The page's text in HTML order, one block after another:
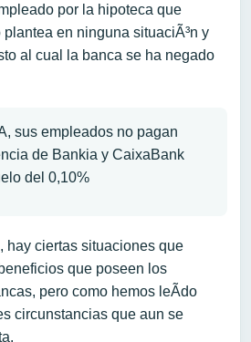
por la hipoteca que
en ninguna situaciÃ³n y
al cual la banca se ha negado
sus empleados no pagan
de Bankia y CaixaBank
del 0,10%
hay ciertas situaciones que
que poseen los
pero como hemos leÃ­do
circunstancias que aun se